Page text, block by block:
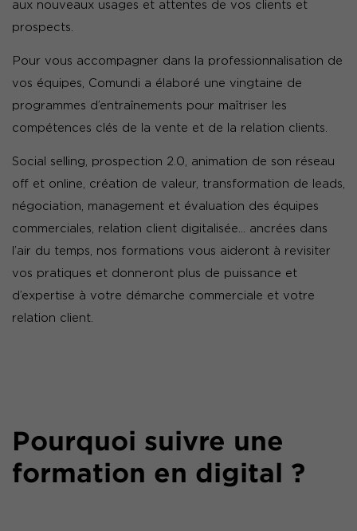
aux nouveaux usages et attentes de vos clients et
prospects.
Pour vous accompagner dans la professionnalisation de
vos équipes, Comundi a élaboré une vingtaine de
programmes d’entraînements pour maîtriser les
compétences clés de la vente et de la relation clients.
Social selling, prospection 2.0, animation de son réseau
off et online, création de valeur, transformation de leads,
négociation, management et évaluation des équipes
commerciales, relation client digitalisée… ancrées dans
l’air du temps, nos formations vous aideront à revisiter
vos pratiques et donneront plus de puissance et
d’expertise à votre démarche commerciale et votre
relation client.
Pourquoi suivre une
formation en digital ?